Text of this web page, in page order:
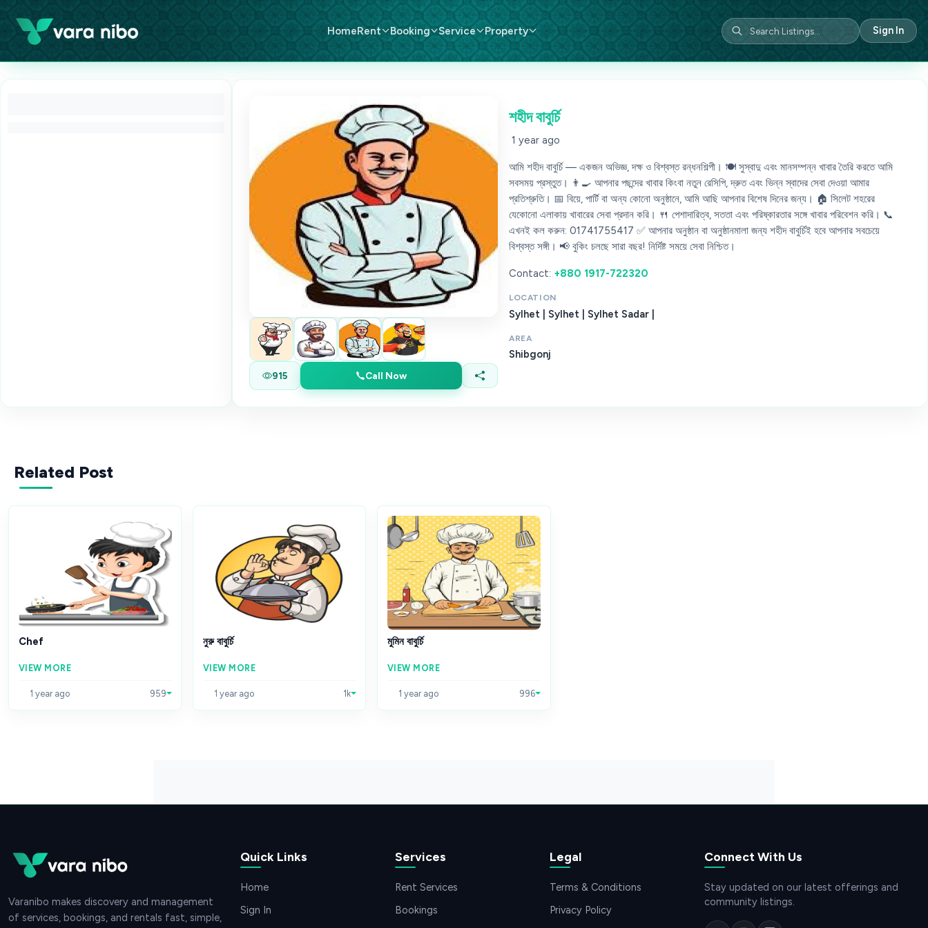
HomeRent Booking Service Property Sign In
915 Call Now
শহীদ বাবুর্চি
1 year ago
আমি শহীদ বাবুর্চি — একজন অভিজ্ঞ, দক্ষ ও বিশ্বস্ত রন্ধনশিল্পী। 🍽️ সুস্বাদু এবং মানসম্পন্ন খাবার তৈরি করতে আমি
সবসময় প্রস্তুত। 👨‍🍳 আপনার পছন্দের খাবার কিংবা নতুন রেসিপি, দ্রুত এবং ভিন্ন স্বাদের সেবা দেওয়া আমার
প্রতিশ্রুতি। 📅 বিয়ে, পার্টি বা অন্য কোনো অনুষ্ঠানে, আমি আছি আপনার বিশেষ দিনের জন্য। 🏠 সিলেট শহরের
যেকোনো এলাকায় খাবারের সেবা প্রদান করি। 🍴 পেশাদারিত্ব, সততা এবং পরিষ্কারতার সঙ্গে খাবার পরিবেশন করি। 📞
এখনই কল করুন: 01741755417 ✅ আপনার অনুষ্ঠান বা অনুষ্ঠানমালা জন্য শহীদ বাবুর্চিই হবে আপনার সবচেয়ে
বিশ্বস্ত সঙ্গী। 📢 বুকিং চলছে সারা বছর! নির্দিষ্ট সময়ে সেবা নিশ্চিত।
Contact: +880 1917-722320
LOCATION
Sylhet | Sylhet | Sylhet Sadar |
AREA
Shibgonj
Related Post
Chef
VIEW MORE
1 year ago 959
নুরু বাবুর্চি
VIEW MORE
1 year ago 1k
মুমিন বাবুর্চি
VIEW MORE
1 year ago 996
Varanibo makes discovery and management
of services, bookings, and rentals fast, simple,
Quick Links
Home
Sign In
Services
Rent Services
Bookings
Legal
Terms & Conditions
Privacy Policy
Connect With Us
Stay updated on our latest offerings and
community listings.